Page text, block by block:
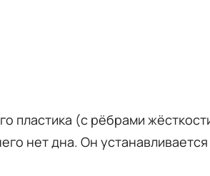
пластика (с рёбрами
нет дна. Он